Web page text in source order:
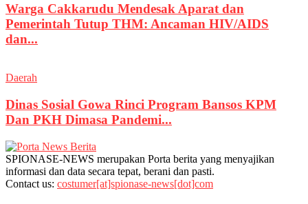
Warga Cakkarudu Mendesak Aparat dan
Pemerintah Tutup THM: Ancaman HIV/AIDS
dan...
Daerah
Dinas Sosial Gowa Rinci Program Bansos KPM
Dan PKH Dimasa Pandemi...
SPIONASE-NEWS merupakan Porta berita yang menyajikan
informasi dan data secara tepat, berani dan pasti.
Contact us: costumer[at]spionase-news[dot]com